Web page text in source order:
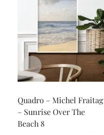
Quadro – Michel Fraitag
– Sunrise Over The
Beach 8